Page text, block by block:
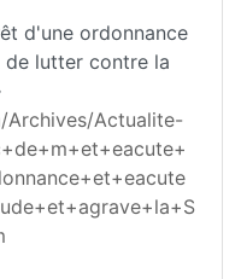
d'une ordonnance
lutter contre la
Actualite-